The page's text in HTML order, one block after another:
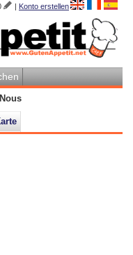
| Konto erstellen